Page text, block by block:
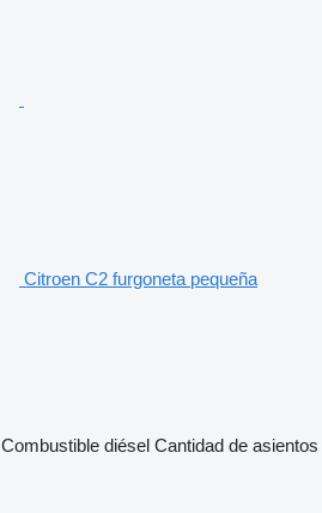
Citroen C2 furgoneta pequeña
Combustible diésel Cantidad de asientos